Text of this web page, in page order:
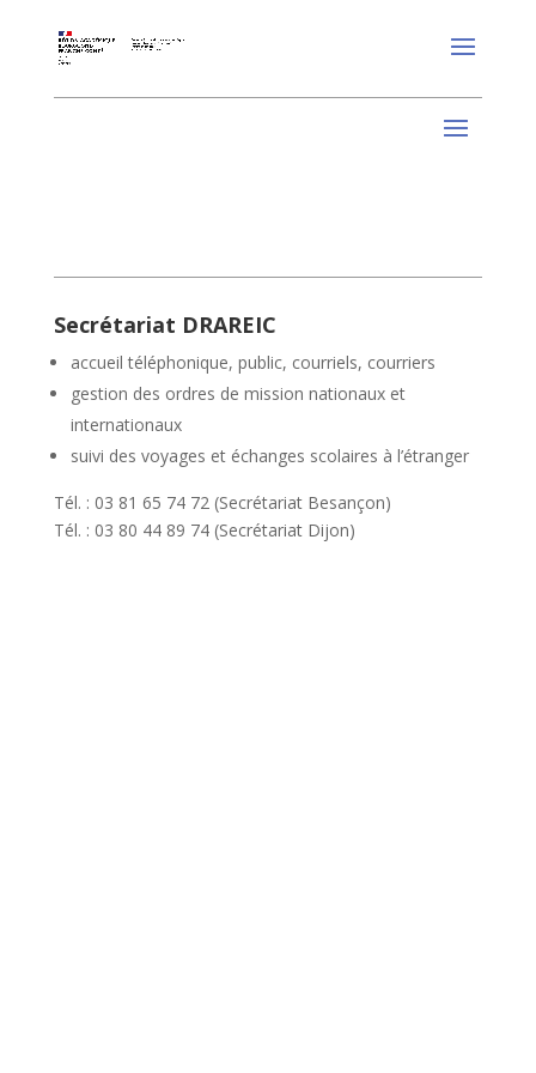
Secrétariat DRAREIC
accueil téléphonique, public, courriels, courriers
gestion des ordres de mission nationaux et
internationaux
suivi des voyages et échanges scolaires à l’étranger
Tél. : 03 81 65 74 72 (Secrétariat Besançon)
Tél. : 03 80 44 89 74 (Secrétariat Dijon)